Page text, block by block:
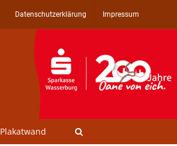
Datenschutzerklärung Impressum
Plakatwand